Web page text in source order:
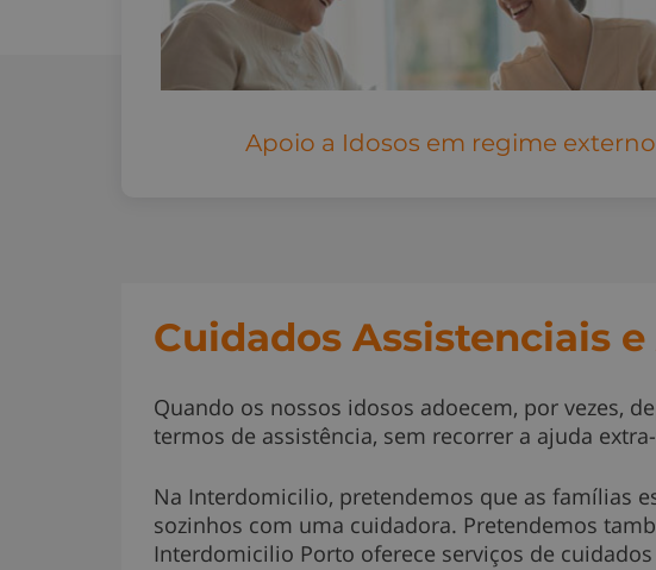
Apoio a Idosos em regime externo
Cuidados Assistenciais
Quando os nossos idosos adoecem, por vezes,
termos de assistência, sem recorrer a ajuda
Na Interdomicilio, pretendemos que as famílias
sozinhos com uma cuidadora. Pretendemos
Interdomicilio Porto oferece serviços de